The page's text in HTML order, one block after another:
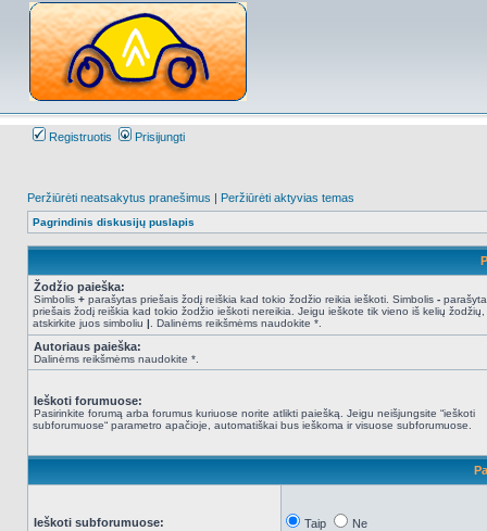
Registruotis Prisijungti
Peržiūrėti neatsakytus pranešimus | Peržiūrėti aktyvias temas
Pagrindinis diskusijų puslapis
Žodžio paieška:
Simbolis + parašytas priešais žodį reiškia kad tokio žodžio reikia ieškoti. Simbolis -
priešais žodį reiškia kad tokio žodžio ieškoti nereikia. Jeigu ieškote tik vieno iš kelių žodžių,
atskirkite juos simboliu | . Dalinėms reikšmėms naudokite *.
Autoriaus paieška:
Dalinėms reikšmėms naudokite *.
Ieškoti forumuose:
Pasirinkite forumą arba forumus kuriuose norite atlikti paiešką. Jeigu neišjungsite “ieškoti
subforumuose“ parametro apačioje, automatiškai bus ieškoma ir visuose subforumuose.
Ieškoti subforumuose: Taip Ne